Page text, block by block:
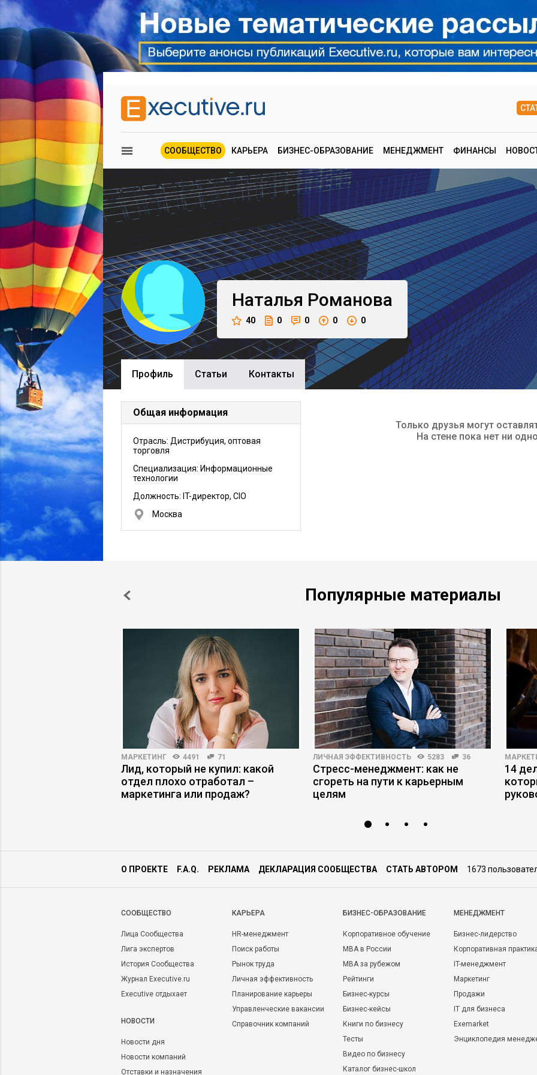
СООБЩЕСТВО КАРЬЕРА БИЗНЕС-ОБРАЗОВАНИЕ МЕНЕДЖМЕНТ ФИНАНСЫ
Наталья Романова
40 0 0 0 0
Профиль Cтатьи Контакты
Общая информация
Отрасль: Дистрибуция, оптовая
торговля
Специализация: Информационные
технологии
Должность: IT-директор, CIO
Москва
Только друзья могут
На стене пока нет ни
Популярные материалы
МАРКЕТИНГ 4491 71
Лид, который не купил: какой
отдел плохо отработал –
маркетинга или продаж?
ЛИЧНАЯ ЭФФЕКТИВНОСТЬ 5283 36
Стресс-менеджмент: как не
сгореть на пути к карьерным
целям
14
О ПРОЕКТЕ F.A.Q. РЕКЛАМА ДЕКЛАРАЦИЯ СООБЩЕСТВА СТАТЬ АВТОРОМ 1673
CООБЩЕСТВО
Лица Сообщества
Лига экспертов
История Сообщества
Журнал Executive.ru
Executive отдыхает
НОВОСТИ
Новости дня
Новости компаний
Отставки и назначения
КАРЬЕРА
HR-менеджмент
Поиск работы
Рынок труда
Личная эффективность
Планирование карьеры
Управленческие вакансии
Справочник компаний
БИЗНЕС-ОБРАЗОВАНИЕ
Корпоративное обучение
MBA в России
MBA за рубежом
Рейтинги
Бизнес-курсы
Бизнес-кейсы
Книги по бизнесу
Тесты
Видео по бизнесу
Каталог бизнес-школ
МЕНЕДЖМЕНТ
Бизнес-лидерство
Корпоративная
IT-менеджмент
Маркетинг
Продажи
IT для бизнеса
Exemarket
Энциклопедия